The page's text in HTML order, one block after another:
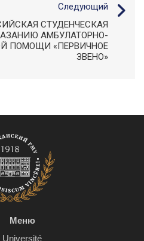
Следующий
СТУДЕНЧЕСКАЯ
АМБУЛАТОРНО-
ПОМОЩИ «ПЕРВИЧНОЕ
ЗВЕНО»
Меню
Université